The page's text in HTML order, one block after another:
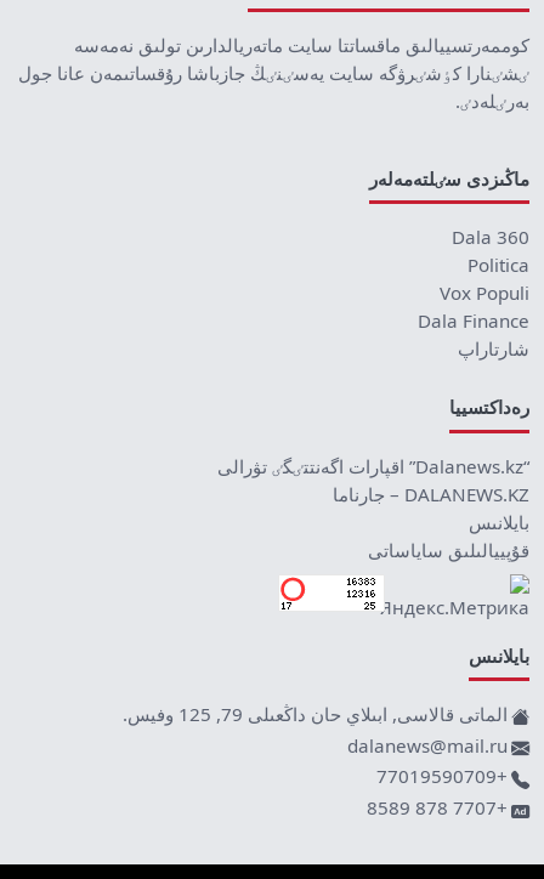
كوممەرتسييالىق ماقساتتا سايت ماتەريالدارىن تولىق نەمەسە
ٸشٸنارا كٶشٸرۋگە سايت يەسٸنٸڭ جازباشا رۇقساتىمەن عانا جول
بەرٸلەدٸ.
ماڭىزدى سٸلتەمەلەر
Dala 360
Politica
Vox Populi
Dala Finance
شارتاراپ
رەداكتسييا
“Dalanews.kz” اقپارات اگەنتتٸگٸ تۋرالى
DALANEWS.KZ – جارناما
بايلانىس
قۇپييالىلىق ساياساتى
بايلانىس
الماتى قالاسى, ابىلاي حان داڭعىلى 79, 125 وفيس.
dalanews@mail.ru
+77019590709
+7707 878 8589